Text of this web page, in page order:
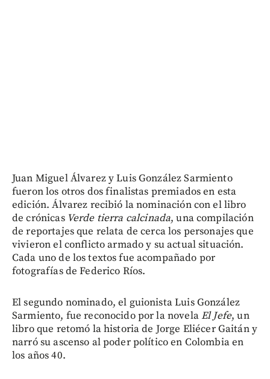
Juan Miguel Álvarez y Luis González Sarmiento
fueron los otros dos finalistas premiados en esta
edición. Álvarez recibió la nominación con el libro
de crónicasVerde tierra calcinada, una compilación
de reportajes que relata de cerca los personajes que
vivieron el conflicto armado y su actual situación.
Cada uno de los textos fue acompañado por
fotografías de Federico Ríos.
El segundo nominado, el guionista Luis González
Sarmiento, fue reconocido por la novelaEl Jefe, un
libro que retomó la historia de Jorge Eliécer Gaitán y
narró su ascenso al poder político en Colombia en
los años 40.